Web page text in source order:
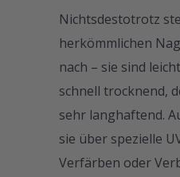
Nichtsdestotrotz
herkömmlichen
nach – sie sind
schnell trocknend,
sehr langhaftend.
sie über spezielle
Verfärben oder